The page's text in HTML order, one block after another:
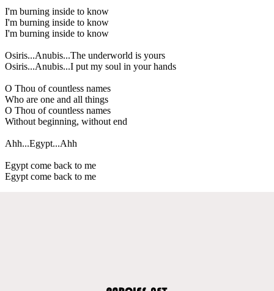
I'm burning inside to know
I'm burning inside to know
I'm burning inside to know
Osiris...Anubis...The underworld is yours
Osiris...Anubis...I put my soul in your hands
O Thou of countless names
Who are one and all things
O Thou of countless names
Without beginning, without end
Ahh...Egypt...Ahh
Egypt come back to me
Egypt come back to me